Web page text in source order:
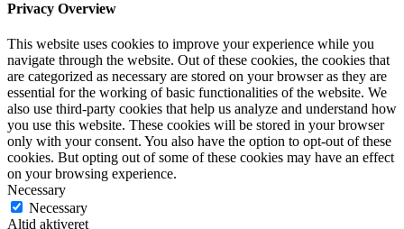
Privacy Overview
This website uses cookies to improve your experience while you
navigate through the website. Out of these cookies, the cookies that
are categorized as necessary are stored on your browser as they are
essential for the working of basic functionalities of the website. We
also use third-party cookies that help us analyze and understand how
you use this website. These cookies will be stored in your browser
only with your consent. You also have the option to opt-out of these
cookies. But opting out of some of these cookies may have an effect
on your browsing experience.
Necessary
Necessary
Altid aktiveret